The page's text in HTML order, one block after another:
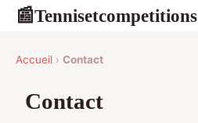
📰Tennisetcompetitions
Accueil › Contact
Contact